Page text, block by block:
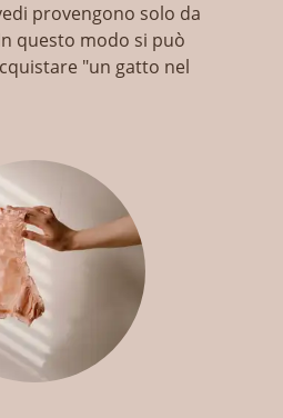
provengono solo da
questo modo si può
"un gatto nel